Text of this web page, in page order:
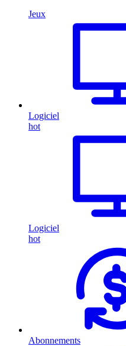
Jeux
Logiciel
hot
Logiciel
hot
Abonnements